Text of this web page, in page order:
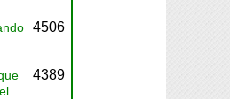
4506
4389